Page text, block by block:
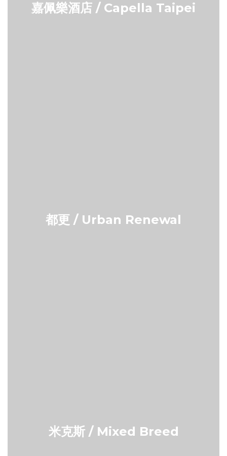
嘉佩樂酒店 / Capella Taipei
都更 / Urban Renewal
米克斯 / Mixed Breed